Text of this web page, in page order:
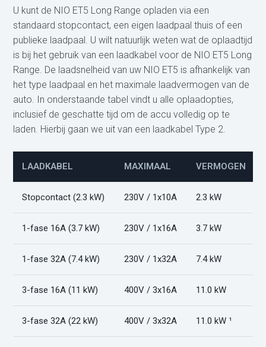
U kunt de NIO ET5 Long Range opladen via een
standaard stopcontact, een eigen laadpaal thuis of een
publieke laadpaal. U wilt natuurlijk weten wat de oplaadtijd
is bij het gebruik van een laadkabel voor de NIO ET5 Long
Range. De laadsnelheid van uw NIO ET5 is afhankelijk van
het type laadpaal en het maximale laadvermogen van de
auto. In onderstaande tabel vindt u alle oplaadopties,
inclusief de geschatte tijd om de accu volledig op te
laden. Hierbij gaan we uit van een laadkabel Type 2.
LAADKABEL MAXIMAAL VERMOGEN
Stopcontact (2.3 kW) 230V / 1x10A 2.3 kW
1-fase 16A (3.7 kW) 230V / 1x16A 3.7 kW
1-fase 32A (7.4 kW) 230V / 1x32A 7.4 kW
3-fase 16A (11 kW) 400V / 3x16A 11.0 kW
3-fase 32A (22 kW) 400V / 3x32A 11.0 kW ¹